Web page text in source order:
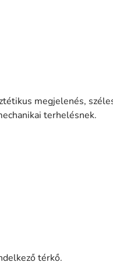
megjelenés,
terhelésnek.
térkő.